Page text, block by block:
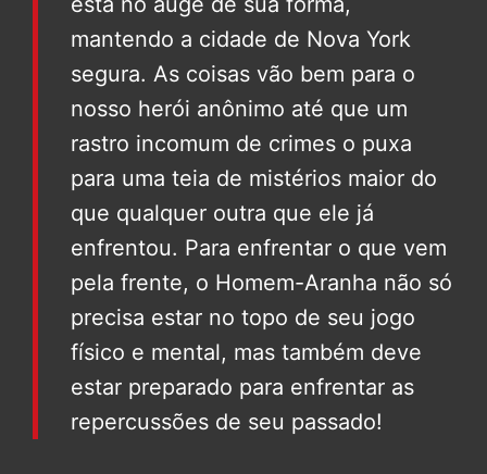
mantendo a cidade de Nova York
segura. As coisas vão bem para o
nosso herói anônimo até que um
rastro incomum de crimes o puxa
para uma teia de mistérios maior do
que qualquer outra que ele já
enfrentou. Para enfrentar o que vem
pela frente, o Homem-Aranha não só
precisa estar no topo de seu jogo
físico e mental, mas também deve
estar preparado para enfrentar as
repercussões de seu passado!